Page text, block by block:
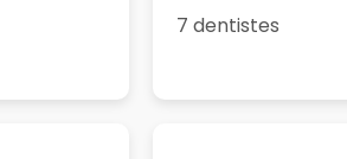
7 dentistes